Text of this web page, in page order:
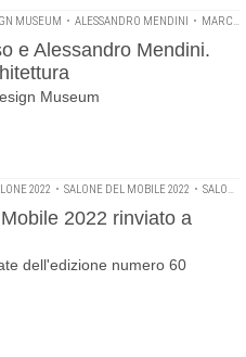
MUSEUM • ALESSANDRO MENDINI • MARCO ZANUSO
e Alessandro Mendini.
Museum
2022 • SALONE DEL MOBILE 2022 • SALONE DEL MOBILE MILANO
2022 rinviato a
dell'edizione numero 60